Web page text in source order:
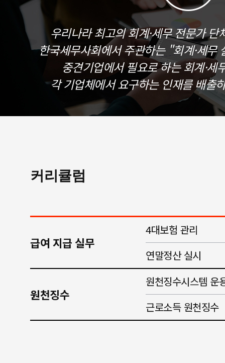
우리나라 최고의 회계·세무 전문가
한국세무사회에서 주관하는 "회계·세무
중견기업에서 필요로 하는 회계·세
각 기업체에서 요구하는 인재를 배출
커리큘럼
급여 지급 실무
4대보험 관리
연말정산 실시
원천징수
원천징수시스템 운
근로소득 원천징수